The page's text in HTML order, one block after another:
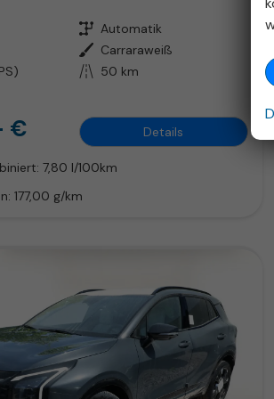
Getriebe Automatik
Außenfarbe Carraraweiß
Kilometerstand 50 km
€ Details
7,80 l/100km
177,00 g/km